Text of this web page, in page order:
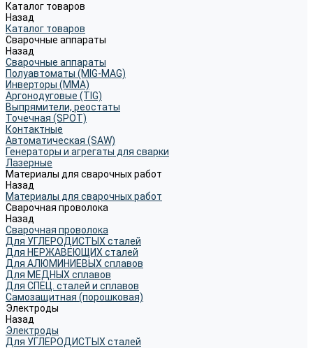
Каталог товаров
Назад
Каталог товаров
Сварочные аппараты
Назад
Сварочные аппараты
Полуавтоматы (MIG-MAG)
Инверторы (MMA)
Аргонодуговые (TIG)
Выпрямители, реостаты
Точечная (SPOT)
Контактные
Автоматическая (SAW)
Генераторы и агрегаты для сварки
Лазерные
Материалы для сварочных работ
Назад
Материалы для сварочных работ
Сварочная проволока
Назад
Сварочная проволока
Для УГЛЕРОДИСТЫХ сталей
Для НЕРЖАВЕЮЩИХ сталей
Для АЛЮМИНИЕВЫХ сплавов
Для МЕДНЫХ сплавов
Для СПЕЦ. сталей и сплавов
Самозащитная (порошковая)
Электроды
Назад
Электроды
Для УГЛЕРОДИСТЫХ сталей